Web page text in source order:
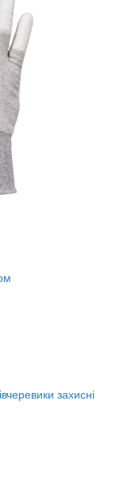
захисні